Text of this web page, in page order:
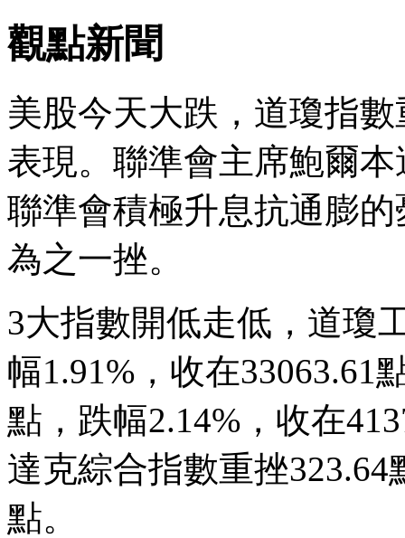
觀點新聞
美股今天大跌，道瓊指
表現。聯準會主席鮑爾
聯準會積極升息抗通膨
為之一挫。
3大指數開低走低，道瓊
幅1.91%，收在33063.61
點，跌幅2.14%，收在
達克綜合指數重挫323.64
點。